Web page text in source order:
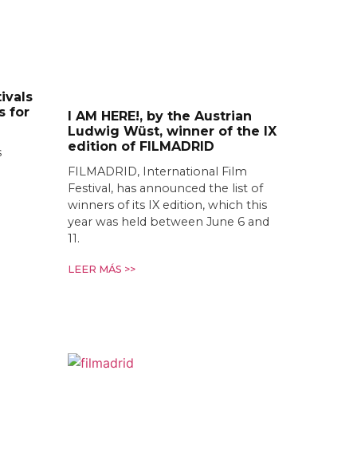
for
I AM HERE!, by the Austrian
Ludwig Wüst, winner of the IX
edition of FILMADRID
FILMADRID, International Film
Festival, has announced the list of
winners of its IX edition, which this
year was held between June 6 and
11.
LEER MÁS >>